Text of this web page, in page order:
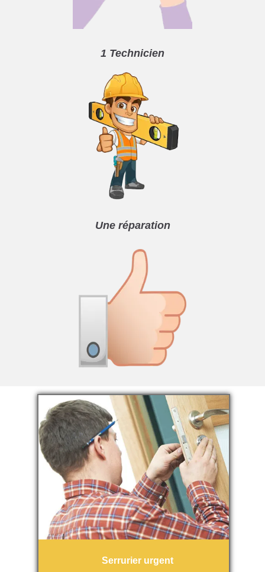
1 Technicien
Une réparation
Serrurier urgent